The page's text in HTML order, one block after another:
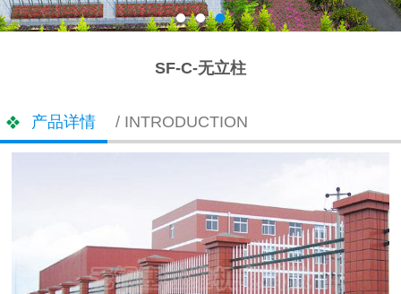
SF-C-无立柱
产品详情 / INTRODUCTION